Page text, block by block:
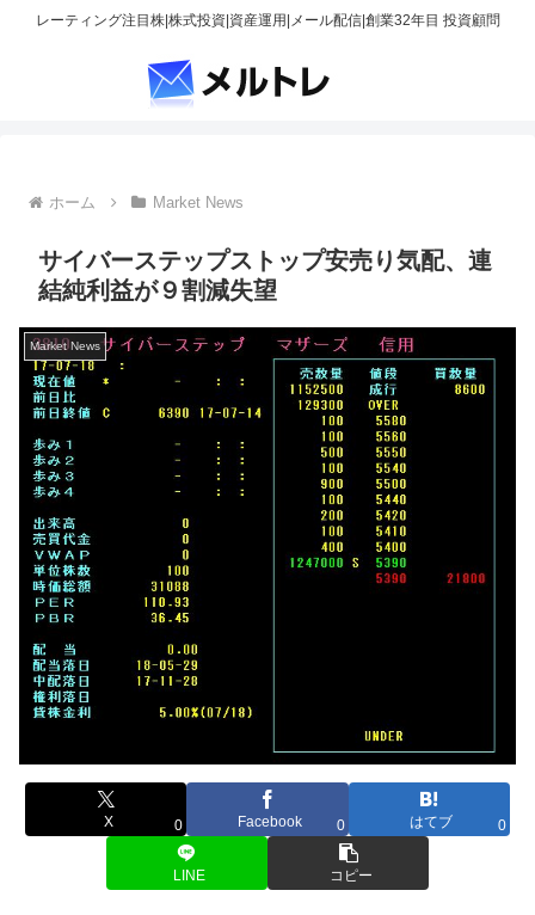
レーティング注目株|株式投資|資産運用|メール配信|創業32年目 投資顧問
ホーム Market News
サイバーステップストップ安売り気配、連
結純利益が９割減失望
Market News
X 0 Facebook 0 はてブ 0
LINE コピー